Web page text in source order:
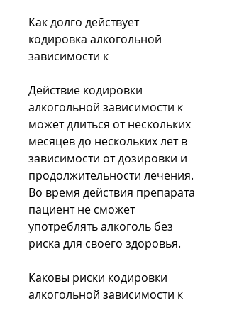
Как долго действует
кодировка алкогольной
зависимости к
Действие кодировки
алкогольной зависимости к
может длиться от нескольких
месяцев до нескольких лет в
зависимости от дозировки и
продолжительности лечения.
Во время действия препарата
пациент не сможет
употреблять алкоголь без
риска для своего здоровья.
Каковы риски кодировки
алкогольной зависимости к